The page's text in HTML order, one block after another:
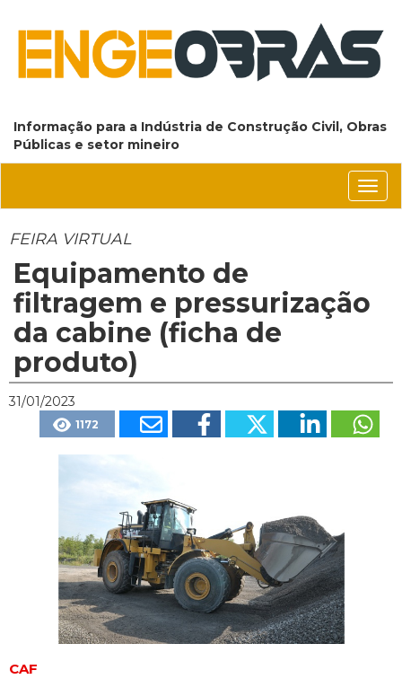
Informação para a Indústria de Construção Civil, Obras
Públicas e setor mineiro
FEIRA VIRTUAL
Equipamento de
filtragem e pressurização
da cabine (ficha de
produto)
31/01/2023
1172
CAF